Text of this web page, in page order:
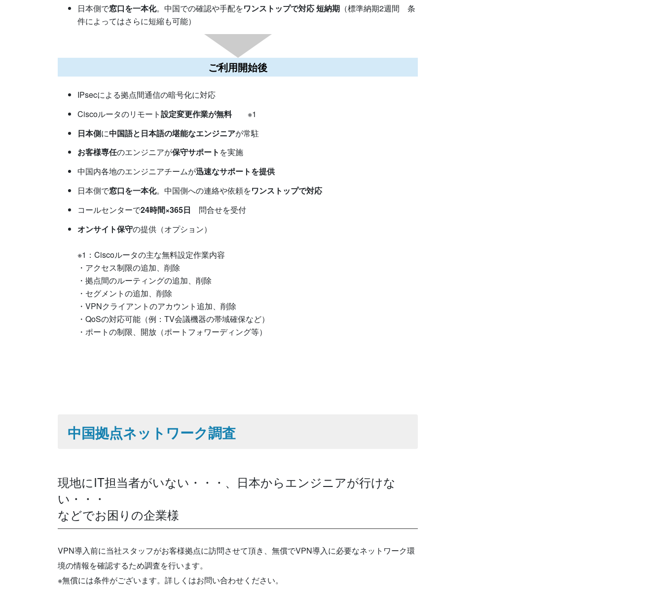
日本側で窓口を一本化。中国での確認や手配をワンストップで対応短納期 （標準納期2週間 条
件によってはさらに短縮も可能）
ご利用開始後
IPsecによる拠点間通信の暗号化に対応
Ciscoルータのリモート設定変更作業が無料※1
日本側に中国語と日本語の堪能なエンジニアが常駐
お客様専任のエンジニアが保守サポート を実施
中国内各地のエンジニアチームが迅速なサポートを提供
日本側で窓口を一本化。中国側への連絡や依頼をワンストップで対応
コールセンターで24時間×365日 問合せを受付
オンサイト保守の提供（オプション）
※1：Ciscoルータの主な無料設定作業内容
・アクセス制限の追加、削除
・拠点間のルーティングの追加、削除
・セグメントの追加、削除
・VPNクライアントのアカウント追加、削除
・QoSの対応可能（例：TV会議機器の帯域確保など）
・ポートの制限、開放（ポートフォワーディング等）
中国拠点ネットワーク調査
現地にIT担当者がいない・・・、日本からエンジニアが行けな
い・・・
などでお困りの企業様
VPN導入前に当社スタッフがお客様拠点に訪問させて頂き、無償でVPN導入に必要なネットワーク環
境の情報を確認するため調査を行います。
※無償には条件がございます。詳しくはお問い合わせください。